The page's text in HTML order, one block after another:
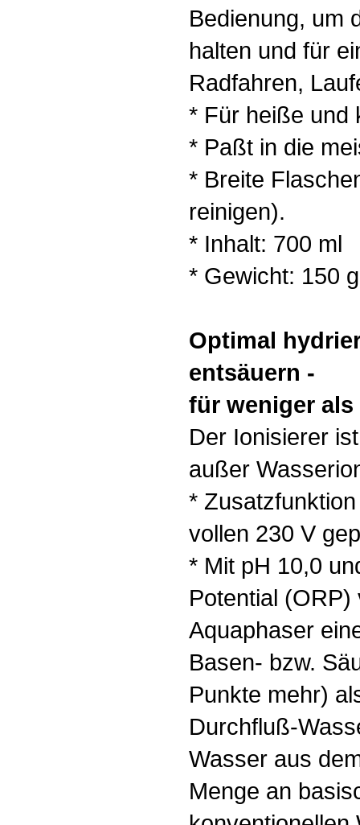
Bedienung, um
halten und für
Radfahren,
* Für heiße und
* Paßt in die
* Breite
reinigen).
* Inhalt: 700 ml
* Gewicht: 150 g
Optimal
entsäuern -
für weniger
Der Ionisierer
außer
*
vollen 230 V
* Mit pH 10,0
Potential
Aquaphaser
Basen- bzw.
Punkte mehr)
Durchfluß-
Wasser aus
Menge an